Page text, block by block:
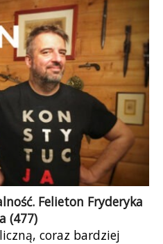
sędziego normy
on za sprzeczną […]
Felieton Fryderyka
(477)
coraz bardziej